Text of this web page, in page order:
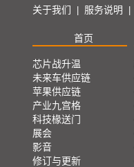
关于我们 服务说明
首页
芯片战升温
未来车供应链
苹果供应链
产业九宫格
科技椽送门
展会
影音
修订与更新